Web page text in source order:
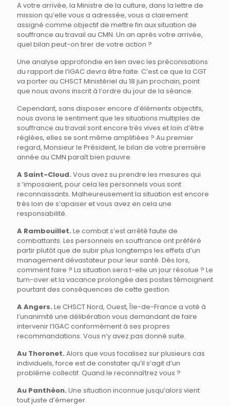
A votre arrivée, la Ministre de la culture, dans la lettre de
mission qu’elle vous a adressée, vous a clairement
assigné comme objectif de mettre fin aux situation de
souffrance au travail au CMN. Un an après votre arrivée,
quel bilan peut-on tirer de votre action ?
Une analyse approfondie en lien avec les préconisations
du rapport de l’IGAC devra être faite. C’est ce que la CGT
va porter au CHSCT Ministériel du 18 juin prochain, point
que nous avons inscrit à l’ordre du jour de la séance.
Cependant, sans disposer encore d’éléments objectifs,
nous avons le sentiment que les situations multiples de
souffrance au travail sont encore très vives et loin d’être
réglées, elles se sont même amplifiées ? Au premier
regard, Monsieur le Président, le bilan de votre première
année au CMN paraît bien pauvre.
A Saint-Cloud. Vous avez su prendre les mesures qui
s ‘imposaient, pour cela les personnels vous sont
reconnaissants. Malheureusement la situation est encore
très loin de s’apaiser et vous avez en cela une
responsabilité.
A Rambouillet. Le combat s’est arrêté faute de
combattants. Les personnels en souffrance ont préféré
partir plutôt que de subir plus longtemps les effets d’un
management dévastateur pour leur santé. Dès lors,
comment faire ? La situation sera t-elle un jour résolue ? Le
turn-over et la vacance prolongée des postes témoignent
pourtant des conséquences de cette gestion.
A Angers. Le CHSCT Nord, Ouest, Île-de-France a voté à
l’unanimité une délibération vous demandant de faire
intervenir l’IGAC conformément à ses propres
recommandations. Vous n’y avez pas donné suite.
Au Thoronet. Alors que vous focalisez sur plusieurs cas
individuels, force est de constater qu’il s’agit d’un
problème collectif. Quand le reconnaîtrez vous ?
Au Panthéon. Une situation inconnue jusqu’alors vient
tout juste d’émerger.